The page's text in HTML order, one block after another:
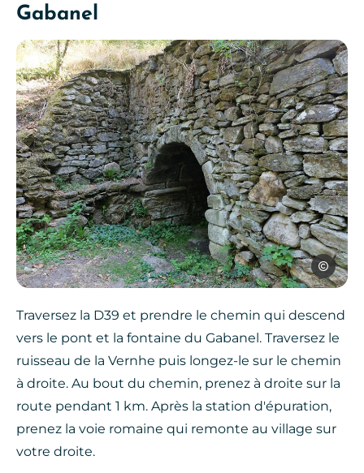
Gabanel
OTOA
Traversez la D39 et prendre le chemin qui descend
vers le pont et la fontaine du Gabanel. Traversez le
ruisseau de la Vernhe puis longez-le sur le chemin
à droite. Au bout du chemin, prenez à droite sur la
route pendant 1 km. Après la station d'épuration,
prenez la voie romaine qui remonte au village sur
votre droite.